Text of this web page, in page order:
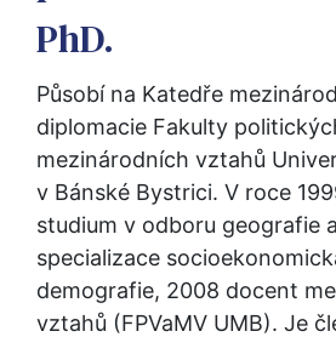
PhD.
Působí na Katedře
diplomacie Fakulty
mezinárodních vztahů
v Bánské Bystrici. V roce
studium v odboru geografie
specializace
demografie, 2008 docent
vztahů (FPVaMV UMB). Je